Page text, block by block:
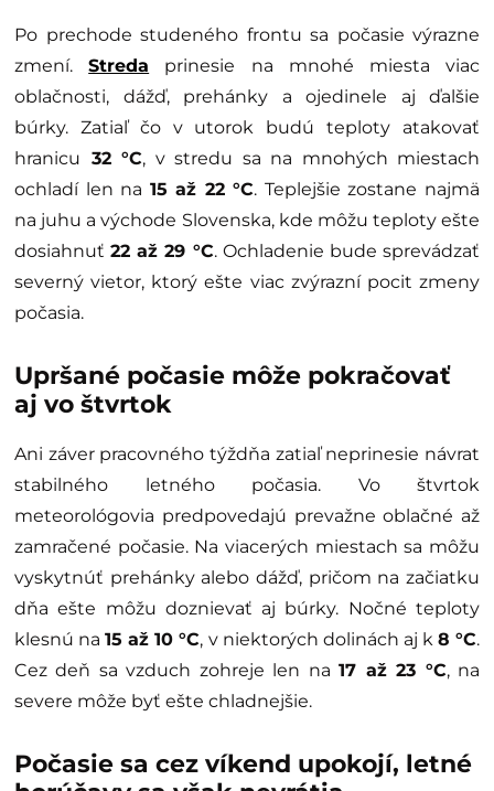
Po prechode studeného frontu sa počasie výrazne
zmení.Streda prinesie na mnohé miesta viac
oblačnosti, dážď, prehánky a ojedinele aj ďalšie
búrky. Zatiaľ čo v utorok budú teploty atakovať
hranicu 32 °C, v stredu sa na mnohých miestach
ochladí len na 15 až 22 °C. Teplejšie zostane najmä
na juhu a východe Slovenska, kde môžu teploty ešte
dosiahnuť22 až 29 °C. Ochladenie bude sprevádzať
severný vietor, ktorý ešte viac zvýrazní pocit zmeny
počasia.
Upršané počasie môže pokračovať
aj vo štvrtok
Ani záver pracovného týždňa zatiaľ neprinesie návrat
stabilného letného počasia. Vo štvrtok
meteorológovia predpovedajú prevažne oblačné až
zamračené počasie. Na viacerých miestach sa môžu
vyskytnúť prehánky alebo dážď, pričom na začiatku
dňa ešte môžu doznievať aj búrky. Nočné teploty
klesnú na15 až 10 °C, v niektorých dolinách aj k 8 °C.
Cez deň sa vzduch zohreje len na17 až 23 °C, na
severe môže byť ešte chladnejšie.
Počasie sa cez víkend upokojí, letné